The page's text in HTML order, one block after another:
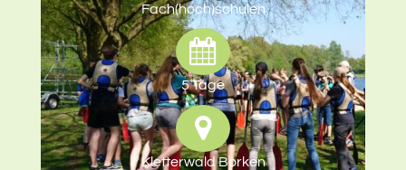
Fach(hoch)schulen
5 Tage
Kletterwald Borken